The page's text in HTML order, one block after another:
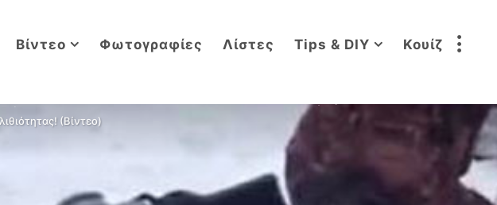
Βίντεο Φωτογραφίες Λίστες Tips & DIY Κουίζ
(Βίντεο)